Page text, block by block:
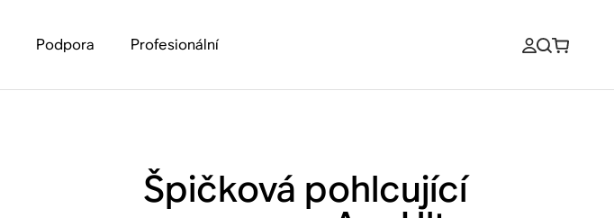
Podpora Profesionální
Špičková pohlcující